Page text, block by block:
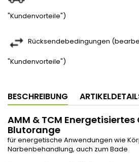
"Kundenvorteile")
Rücksendebedingungen
"Kundenvorteile")
BESCHREIBUNG
AMM & TCM
Blutorange
für energetische Anwendungen wie
Narbenbehandlung, auch zum Bade